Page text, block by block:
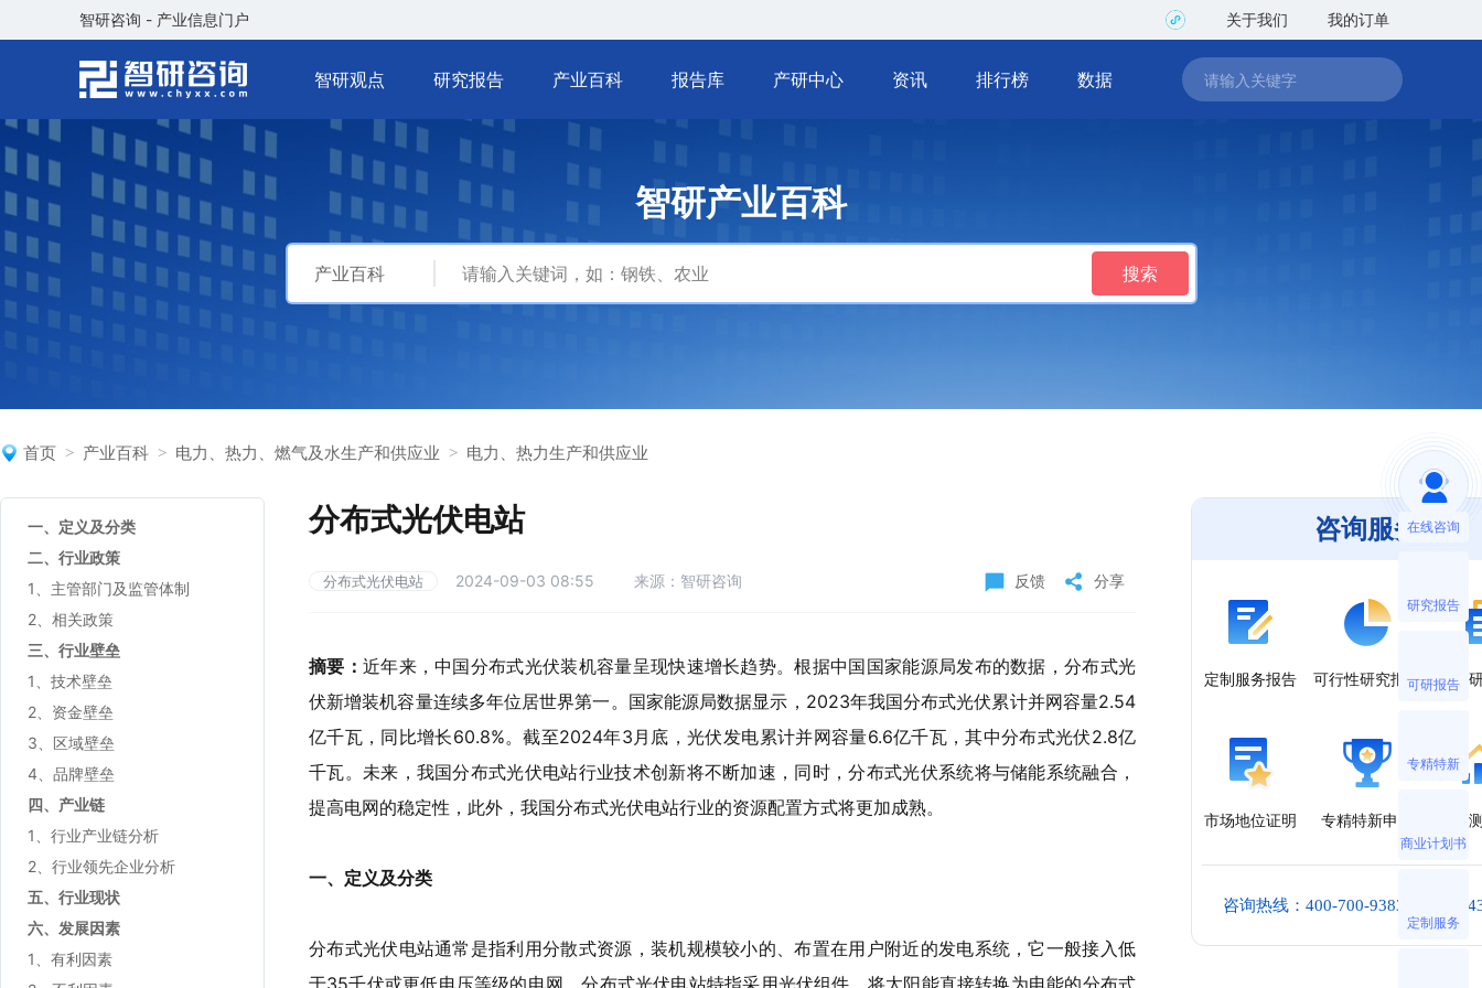
智研咨询 - 产业信息门户 关于我们 我的订单
智研观点 研究报告 产业百科 报告库 产研中心 资讯 排行榜 数据
智研产业百科
产业百科 搜索
首页 产业百科 电力、热力、燃气及水生产和供应业 电力、热力生产和供应业
一、定义及分类
二、行业政策
1、主管部门及监管体制
2、相关政策
三、行业壁垒
1、技术壁垒
2、资金壁垒
3、区域壁垒
4、品牌壁垒
四、产业链
1、行业产业链分析
2、行业领先企业分析
五、行业现状
六、发展因素
1、有利因素
分布式光伏电站
分布式光伏电站 2024-09-03 08:55 来源：智研咨询 反馈 分享
摘要： 近年来，中国分布式光伏装机容量呈现快速增长趋势。根据中国国家能源局发布的数据，分布式光
伏新增装机容量连续多年位居世界第一。国家能源局数据显示，2023年我国分布式光伏累计并网容量2.54
亿千瓦，同比增长60.8%。截至2024年3月底，光伏发电累计并网容量6.6亿千瓦，其中分布式光伏2.8亿
千瓦。未来，我国分布式光伏电站行业技术创新将不断加速，同时，分布式光伏系统将与储能系统融合，
提高电网的稳定性，此外，我国分布式光伏电站行业的资源配置方式将更加成熟。
一、定义及分类
分布式光伏电站通常是指利用分散式资源，装机规模较小的、布置在用户附近的发电系统，它一般接入低
于35千伏或更低电压等级的电网。分布式光伏电站特指采用光伏组件，将太阳能直接转换为电能的分布式
咨询服务
定制服务报告 可行性研究报告 精品
市场地位证明 专精特新申报 监
咨询热线：400-700-9383 010-
在线咨询
研究报告
可研报告
专精特新
商业计划书
定制服务
请问有什么可以帮您？